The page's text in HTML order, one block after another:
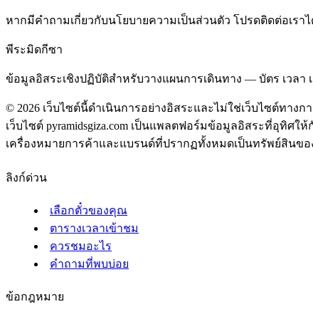
หากมีคำถามเกี่ยวกับนโยบายความเป็นส่วนตัว โปรดติดต่อเรา
พีระมิดกีซา
ข้อมูลอิสระเชิงปฏิบัติสำหรับวางแผนการเดินทาง — บัตร เวล
© 2026 เว็บไซต์นี้ดำเนินการอย่างอิสระและไม่ใช่เว็บไซต์ทาง
เว็บไซต์ pyramidsgiza.com เป็นแพลตฟอร์มข้อมูลอิสระที่อุทิศใ
เครื่องหมายการค้าและแบรนด์ที่ปรากฏทั้งหมดเป็นทรัพย์สินขอ
ลิงก์ด่วน
เลือกตั๋วของคุณ
ตารางเวลาเข้าชม
ควรชมอะไร
คำถามที่พบบ่อย
ข้อกฎหมาย